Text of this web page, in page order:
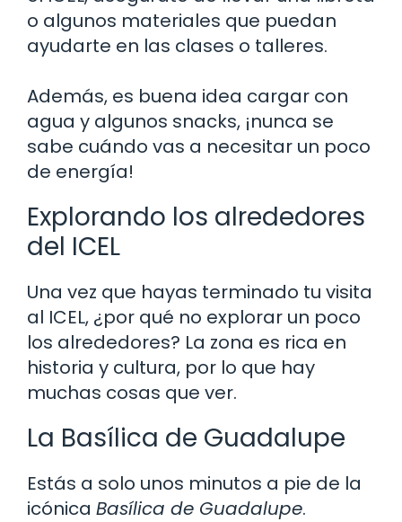
o algunos materiales que puedan
ayudarte en las clases o talleres.
Además, es buena idea cargar con
agua y algunos snacks, ¡nunca se
sabe cuándo vas a necesitar un poco
de energía!
Explorando los alrededores
del ICEL
Una vez que hayas terminado tu visita
al ICEL, ¿por qué no explorar un poco
los alrededores? La zona es rica en
historia y cultura, por lo que hay
muchas cosas que ver.
La Basílica de Guadalupe
Estás a solo unos minutos a pie de la
icónica Basílica de Guadalupe.